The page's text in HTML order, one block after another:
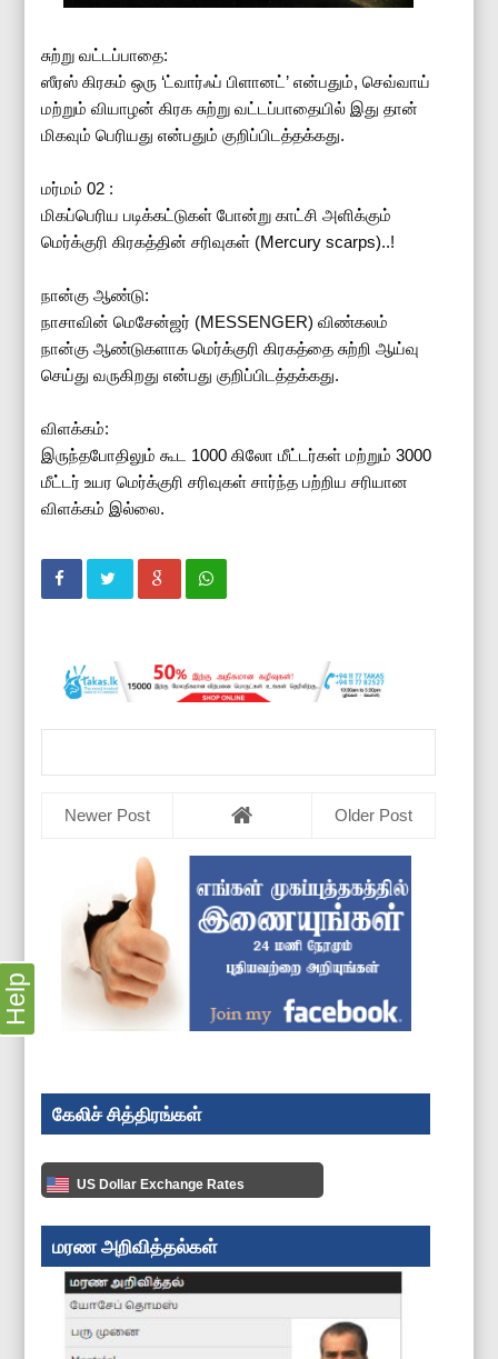
சுற்று வட்டப்பாதை:
ஸீரஸ் கிரகம் ஒரு ‘ட்வார்ஃப் பிளானட்’ என்பதும், செவ்வாய்
மற்றும் வியாழன் கிரக சுற்று வட்டப்பாதையில் இது தான்
மிகவும் பெரியது என்பதும் குறிப்பிடத்தக்கது.
மர்மம் 02 :
மிகப்பெரிய படிக்கட்டுகள் போன்று காட்சி அளிக்கும்
மெர்க்குரி கிரகத்தின் சரிவுகள் (Mercury scarps)..!
நான்கு ஆண்டு:
நாசாவின் மெசேன்ஜர் (MESSENGER) விண்கலம்
நான்கு ஆண்டுகளாக மெர்க்குரி கிரகத்தை சுற்றி ஆய்வு
செய்து வருகிறது என்பது குறிப்பிடத்தக்கது.
விளக்கம்:
இருந்தபோதிலும் கூட 1000 கிலோ மீட்டர்கள் மற்றும் 3000
மீட்டர் உயர மெர்க்குரி சரிவுகள் சார்ந்த பற்றிய சரியான
விளக்கம் இல்லை.
Newer Post Older Post
கேலிச் சித்திரங்கள்
US Dollar Exchange Rates
மரண அறிவித்தல்கள்
Help